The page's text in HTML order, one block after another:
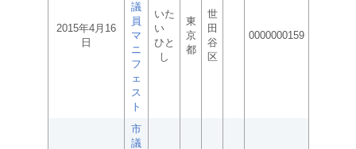
2015年4月16
日
議
員
マ
ニ
フ
ェ
ス
ト
いた
い
ひと
し
東
京
都
世
田
谷
区
0000000159
市
議